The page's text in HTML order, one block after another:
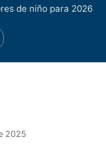
de niño para 2026
2025